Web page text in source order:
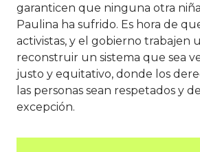
garanticen que ninguna otra
Paulina ha sufrido. Es hora de
activistas, y el gobierno trabajen
reconstruir un sistema que sea
justo y equitativo, donde los
las personas sean respetados y
excepción.